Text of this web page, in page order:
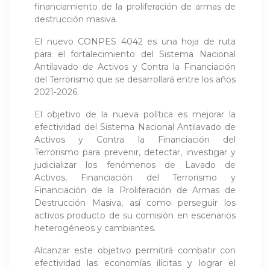
financiamiento de la proliferación de armas de
destrucción masiva.
El nuevo CONPES 4042 es una hoja de ruta
para el fortalecimiento del Sistema Nacional
Antilavado de Activos y Contra la Financiación
del Terrorismo que se desarrollará entre los años
2021-2026.
El objetivo de la nueva política es mejorar la
efectividad del Sistema Nacional Antilavado de
Activos y Contra la Financiación del
Terrorismo para prevenir, detectar, investigar y
judicializar los fenómenos de Lavado de
Activos, Financiación del Terrorismo y
Financiación de la Proliferación de Armas de
Destrucción Masiva, así como perseguir los
activos producto de su comisión en escenarios
heterogéneos y cambiantes.
Alcanzar este objetivo permitirá combatir con
efectividad las economías ilícitas y lograr el